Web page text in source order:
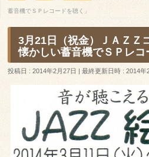
蓄音機でＳＰレコードを聴く」
3月21日（祝金）ＪＡＺＺ
懐かしい蓄音機でＳＰレコ
投稿日 : 2014年2月27日 最終更新日時 : 2014年